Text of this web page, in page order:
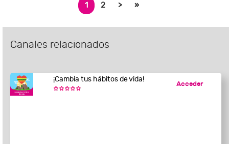
1 2 > »
Canales relacionados
¡Cambia tus hábitos de vida!
Acceder